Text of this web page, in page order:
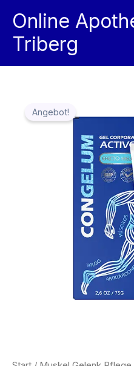
Inhalt
springen
Online
Triberg
Angebot!